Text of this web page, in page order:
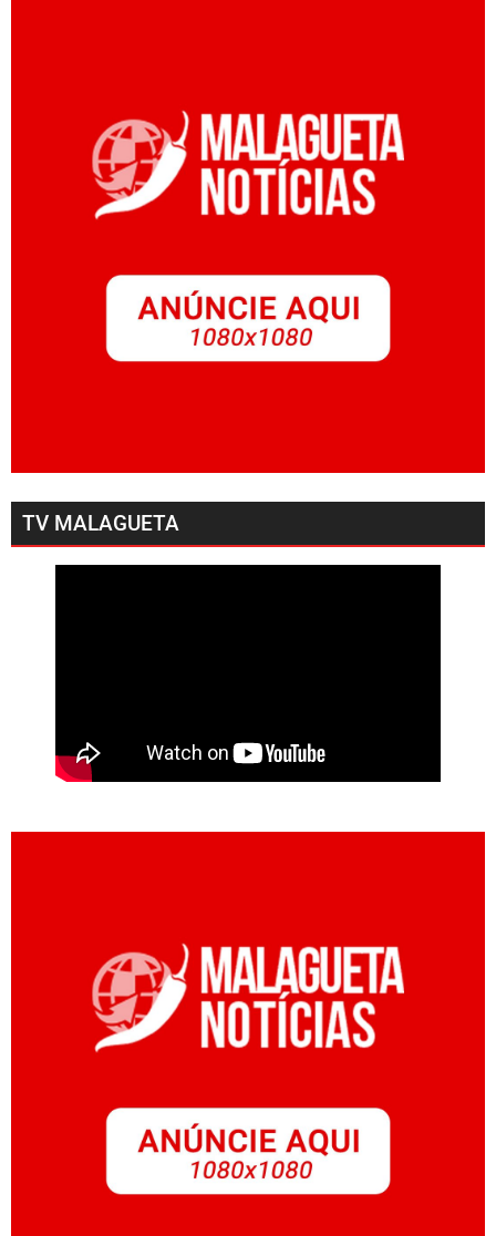
TV MALAGUETA